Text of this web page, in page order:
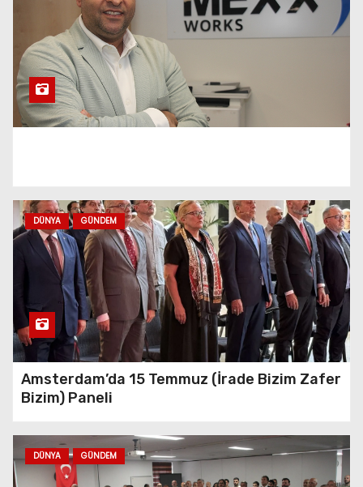
Tedirgin Ediyor
‘Eğitime ve Özgürlüğe
Birlikte Yatırım Yapalım’
Programı Amacına Ulaştı
zorluklara rağmen öne çıkan
ekonomilerden olduğunu
söyledi
Türkiye-Hollanda ticaretinde
yeni dönem! JETCO
Protokolü imzalandı, hedef
15 milyar dolar
Rotterdam Versaar Türk
DÜNYA GÜNDEM
Amsterdam’da 15 Temmuz (İrade Bizim Zafer
Bizim) Paneli
DÜNYA GÜNDEM